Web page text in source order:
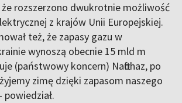
że rozszerzono dwukrotnie możliwość
z krajów Unii Europejskiej.
też, że zapasy gazu w
wynoszą obecnie 15 mld m
(państwowy koncern) Naftohaz, po
zimę dzięki zapasom naszego
powiedział.